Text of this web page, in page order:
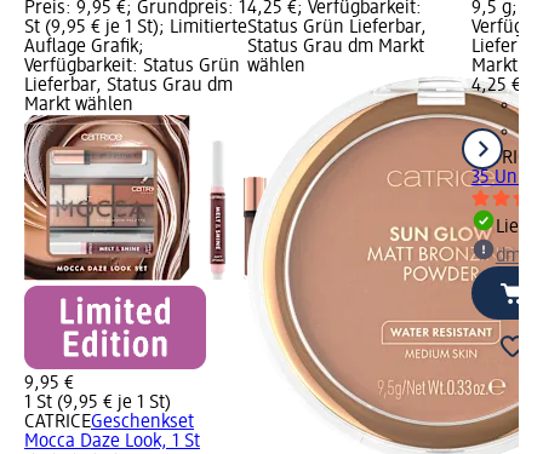
Preis: 9,95 €; Grundpreis: 1
St (9,95 € je 1 St); Limitierte
Auflage Grafik;
Verfügbarkeit: Status Grün
Lieferbar, Status Grau dm
Markt wählen
9,95 €
1 St (9,95 € je 1 St)
CATRICEGeschenkset
Mocca Daze Look, 1 St
4,25 €; Verfügbarkeit:
Status Grün Lieferbar,
Status Grau dm Markt
wählen
9,5 g;
Markt
4,25 €
CATRICE
35
dm